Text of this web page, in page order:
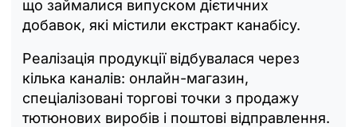
що займалися випуском дієтичних
добавок, які містили екстракт канабісу.
Реалізація продукції відбувалася через
кілька каналів: онлайн-магазин,
спеціалізовані торгові точки з продажу
тютюнових виробів і поштові відправлення.